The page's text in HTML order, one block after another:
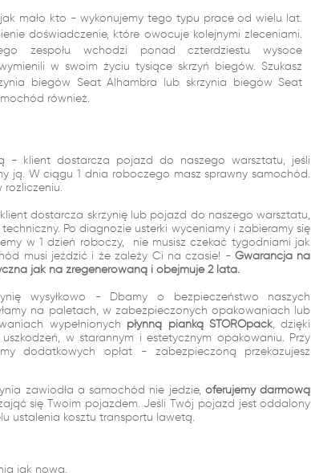
mało kto - wykonujemy tego typu prace od wielu lat.
doświadczenie, które owocuje kolejnymi zleceniami.
zespołu wchodzi ponad czterdziestu wysoce
w swoim życiu tysiące skrzyń biegów. Szukasz
biegów Seat Alhambra lub skrzynia biegów Seat
również.
- klient dostarcza pojazd do naszego warsztatu, jeśli
ją. W ciągu 1 dnia roboczego masz sprawny samochód.
rozliczeniu.
dostarcza skrzynię lub pojazd do naszego warsztatu,
Po diagnozie usterki wyceniamy i zabieramy się
w 1 dzień roboczy, nie musisz czekać tygodniami jak
musi jeździć i że zależy Ci na czasie! -Gwarancja na
jak na zregenerowaną i obejmuje 2 lata.
wysyłkowo - Dbamy o bezpieczeństwo naszych
na paletach, w zabezpieczonych opakowaniach lub
wypełnionych płynną pianką STOROpack, dzięki
w starannym i estetycznym opakowaniu. Przy
dodatkowych opłat - zabezpieczoną przekazujesz
zawiodła a samochód nie jedzie,oferujemy darmową
się Twoim pojazdem. Jeśli Twój pojazd jest oddalony
ustalenia kosztu transportu lawetą.
jak nowa.